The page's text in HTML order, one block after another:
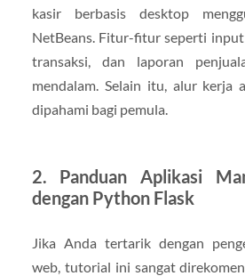
kasir berbasis desktop
NetBeans. Fitur-fitur seperti
transaksi, dan laporan
mendalam. Selain itu, alur kerja
dipahami bagi pemula.
2. Panduan Aplikasi
dengan Python Flask
Jika Anda tertarik dengan
web, tutorial ini sangat